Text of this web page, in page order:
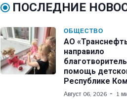
ПОСЛЕДНИЕ
ОБЩЕСТВО
АО
направило
помощь
Республике
Август 06, 2026 1